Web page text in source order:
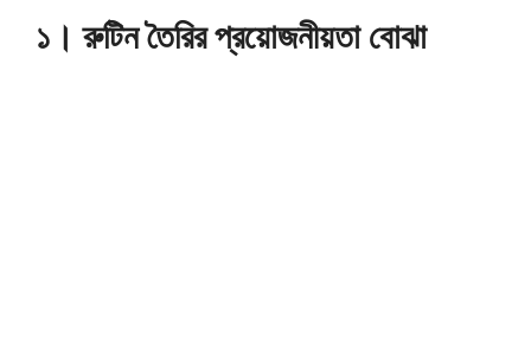
১। রুটিন তৈরির প্রয়োজনীয়তা বোঝা